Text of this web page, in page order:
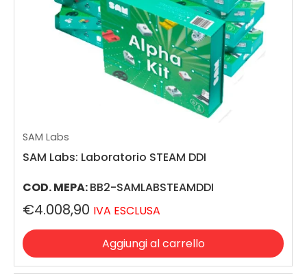
SAM Labs
SAM Labs: Laboratorio STEAM DDI
COD. MEPA:BB2-SAMLABSTEAMDDI
€4.008,90 IVA ESCLUSA
Aggiungi al carrello